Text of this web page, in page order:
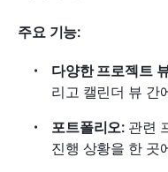
주요 기능:
다양한 프로젝트
리고 캘린더 뷰 간
포트폴리오: 관련
진행 상황을 한 곳